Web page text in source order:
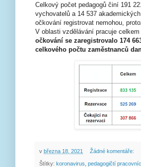
Celkový počet pedagogů činí 191
vychovatelů a 14 537
očkování registrovat nemohou,
V oblasti vzdělávání pracuje
očkování se zaregistrovalo 174
celkového počtu zaměstnanců
v března 18, 2021 Žádné komentáře:
Štítky: koronavirus pedagogičtí